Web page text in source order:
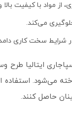
از مواد با
می‌کند.
در شرایط سخت کاری
می‌شود. استفاده
حاصل کنند.